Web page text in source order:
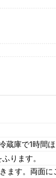
庫で1時間ほ
ります。
ます。両面